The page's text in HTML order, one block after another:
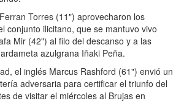
Torres (11") aprovecharon los
conjunto ilicitano, que se mantuvo vivo
Mir (42") al filo del descanso y a las
azulgrana Iñaki Peña.
el inglés Marcus Rashford (61") envió un
adversaria para certificar el triunfo del
de visitar el miércoles al Brujas en